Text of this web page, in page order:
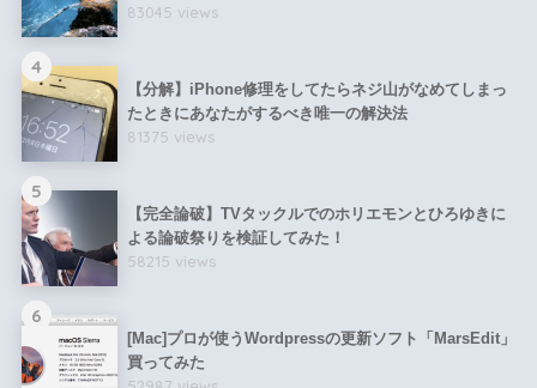
83045 views
4
【分解】iPhone修理をしてたらネジ山がなめてしまっ
たときにあなたがするべき唯一の解決法
81375 views
5
【完全論破】TVタックルでのホリエモンとひろゆきに
よる論破祭りを検証してみた！
58215 views
6
[Mac]プロが使うWordpressの更新ソフト「MarsEdit」
買ってみた